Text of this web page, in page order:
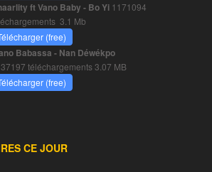
ft Vano Baby - Bo Yi 1171094
3.1 Mb
(free)
Babassa - Nan Déwékpo
téléchargements3.07 MB
(free)
CE JOUR